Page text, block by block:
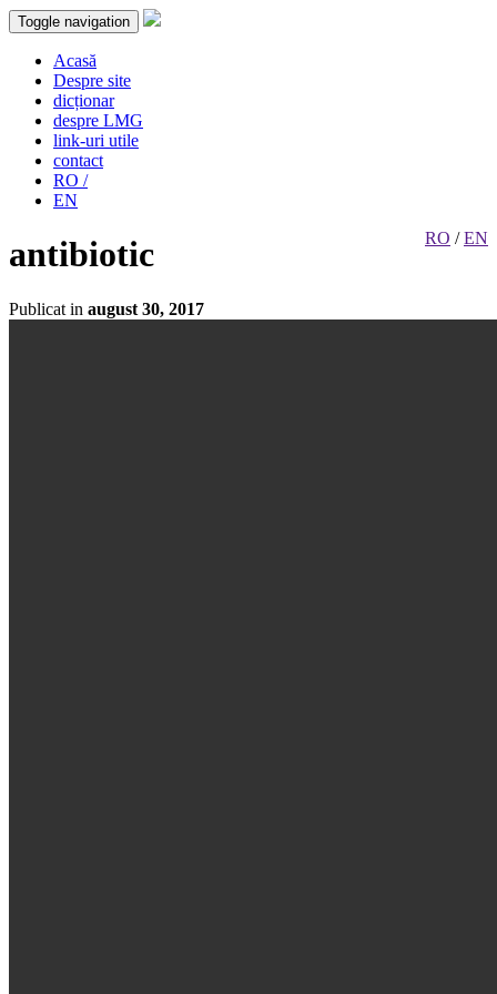
Toggle navigation
Acasă
Despre site
dicționar
despre LMG
link-uri utile
contact
RO /
EN
RO /EN
antibiotic
Publicat in august 30, 2017